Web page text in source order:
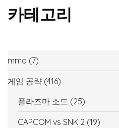
카테고리
mmd (7)
게임 공략 (416)
플라즈마 소드 (25)
CAPCOM vs SNK 2 (19)